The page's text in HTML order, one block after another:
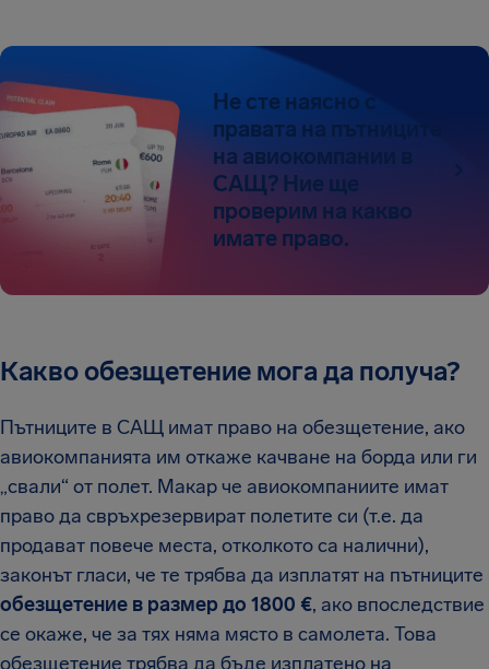
Не сте наясно с
правата на пътниците
на авиокомпании в
САЩ? Ние ще
проверим на какво
имате право.
Какво обезщетение мога да получа?
Пътниците в САЩ имат право на обезщетение, ако
авиокомпанията им откаже качване на борда или ги
„свали“ от полет. Макар че авиокомпаниите имат
право да свръхрезервират полетите си (т.е. да
продават повече места, отколкото са налични),
законът гласи, че те трябва да изплатят на пътниците
обезщетение в размер до 1800 €, ако впоследствие
се окаже, че за тях няма място в самолета. Това
обезщетение трябва да бъде изплатено на